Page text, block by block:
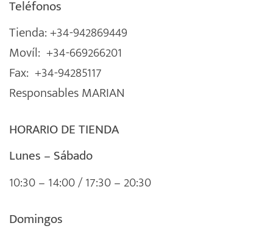
Teléfonos
Tienda: +34-942869449
Movíl: +34-669266201
Fax: +34-94285117
Responsables MARIAN
HORARIO DE TIENDA
Lunes – Sábado
10:30 – 14:00 / 17:30 – 20:30
Domingos